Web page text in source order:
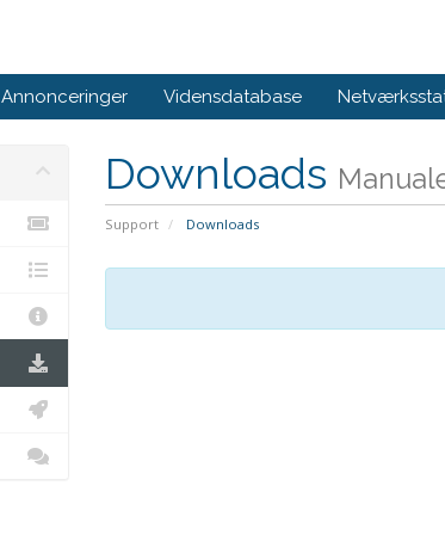
Annonceringer Vidensdatabase
Downloads
Support Downloads